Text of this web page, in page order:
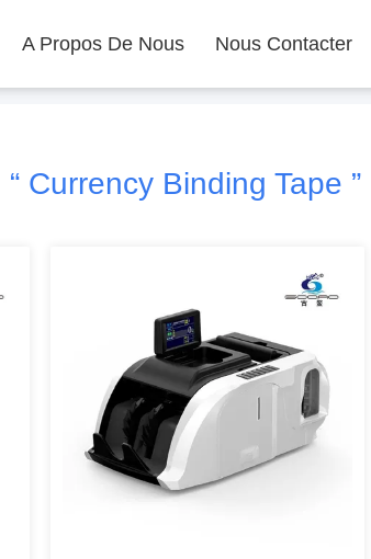
A Propos De Nous Nous Contacter
“ Currency Binding Tape ”